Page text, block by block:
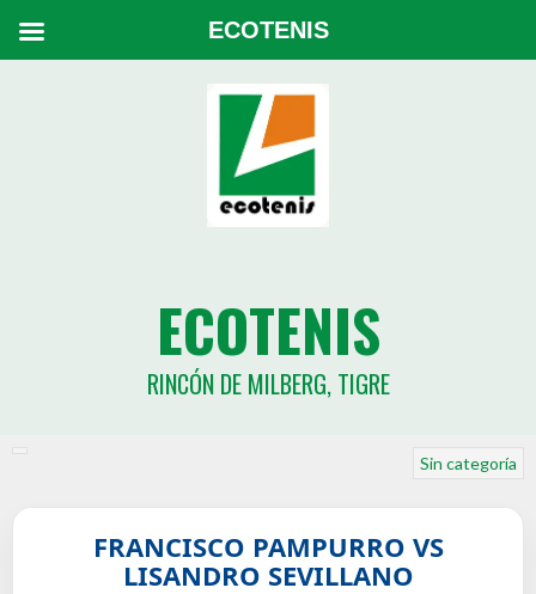
ECOTENIS
RINCÓN DE MILBERG, TIGRE
Sin categoría
FRANCISCO PAMPURRO VS
LISANDRO SEVILLANO
ECOTENIS